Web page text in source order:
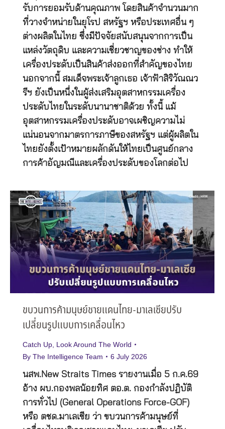
รับการยอมรับด้านคุณภาพ โดยสินค้าจำนวนมาก
ที่วางจำหน่ายในยุโรป สหรัฐฯ หรือประเทศอื่น ๆ
ต่างผลิตในไทย ซึ่งมีปัจจัยสนับสนุนจากการเป็น
แหล่งวัตถุดิบ และความเชี่ยวชาญของช่าง ทำให้
เครื่องประดับเป็นสินค้าส่งออกที่สำคัญของไทย
นอกจากนี้ สมเด็จพระเจ้าลูกเธอ เจ้าฟ้าสิริวัณณว
รีฯ ยังเป็นหนึ่งในผู้ส่งเสริมอุตสาหกรรมเครื่อง
ประดับไทยในระดับนานาชาติด้วย ทั้งนี้ แม้
อุตสาหกรรมเครื่องประดับอาจเผชิญความไม่
แน่นอนจากมาตรการภาษีของสหรัฐฯ แต่ผู้ผลิตใน
ไทยยังตั้งเป้าหมายผลักดันให้ไทยเป็นศูนย์กลาง
การค้าอัญมณีและเครื่องประดับของโลกต่อไป
ขบวนการค้ามนุษย์ชายแดนไทย-มาเลเซียปรับ
เปลี่ยนรูปแบบการเคลื่อนไหว
Catch Up Look Around The World
By The Intelligence Team 6 July 2026
นสพ.New Straits Times รายงานเมื่อ 5 ก.ค.69
อ้าง ผบ.กองพลน้อยทิศ ตอ.ต. กองกำลังปฏิบัติ
การทั่วไป (General Operations Force-GOF)
หรือ ตชด.มาเลเซีย ว่า ขบวนการค้ามนุษย์ที่